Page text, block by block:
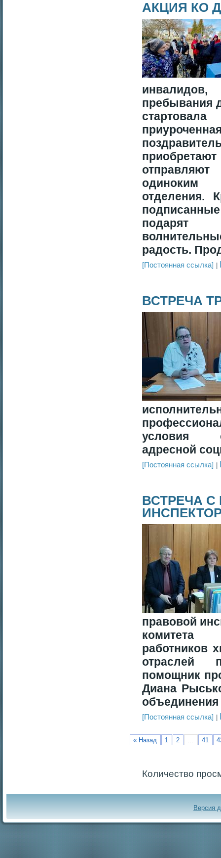
АКЦИЯ КО
пребывания
одиноким
отделения.
подарят
радость.
[Постоянная ссылка]
ВСТРЕЧА
условия
адресной
[Постоянная ссылка]
ВСТРЕЧА
правовой
комитета
работников
отраслей
помощник
Диана
[Постоянная ссылка]
« Назад 1 2 41
Количество
Версия